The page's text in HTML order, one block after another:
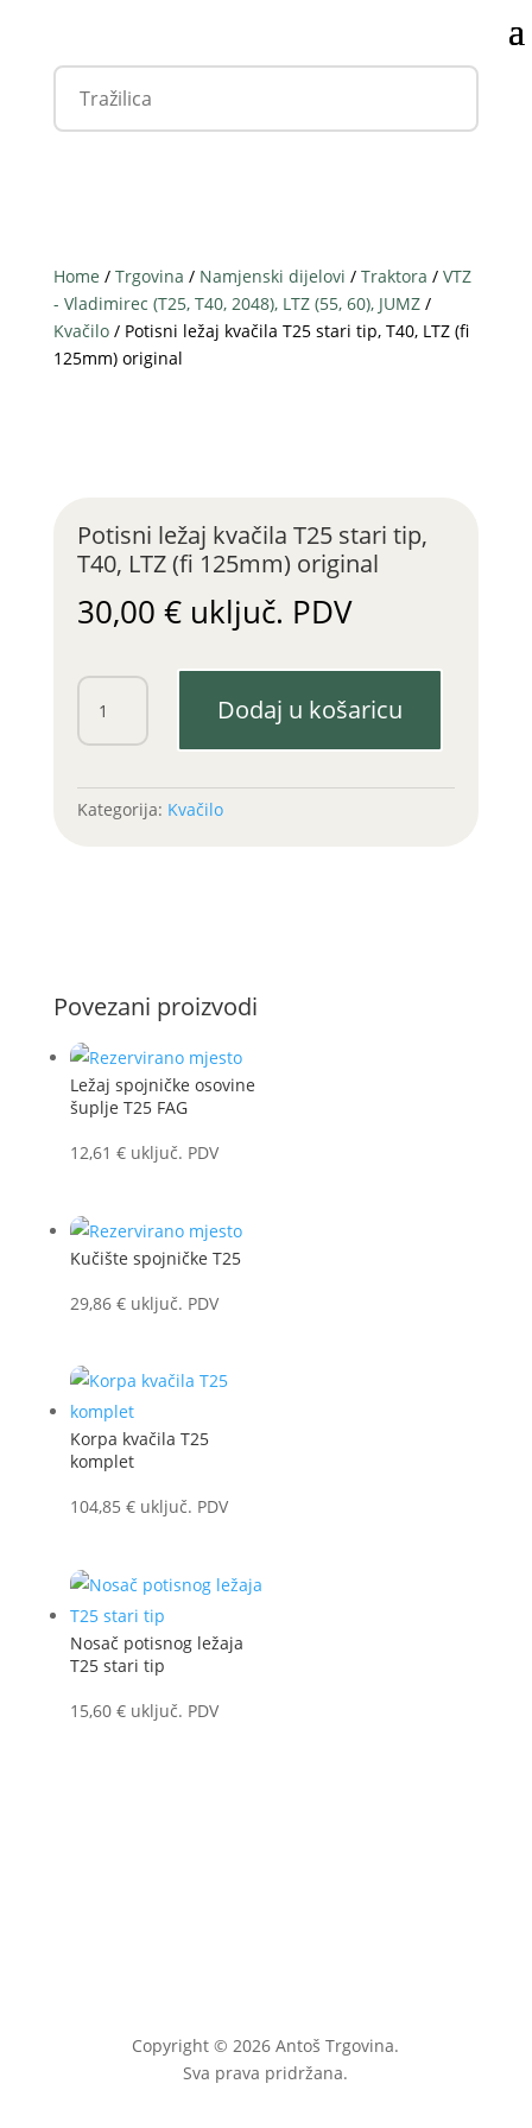
Home / Trgovina / Namjenski dijelovi / Traktora / VTZ
- Vladimirec (T25, T40, 2048), LTZ (55, 60), JUMZ/
Kvačilo/ Potisni ležaj kvačila T25 stari tip, T40, LTZ (fi
125mm) original
Potisni ležaj kvačila T25 stari tip,
T40, LTZ (fi 125mm) original
30,00 € uključ. PDV
Potisni
ležaj
kvačila
Dodaj u košaricu
Kategorija: Kvačilo
Povezani proizvodi
Ležaj spojničke osovine
šuplje T25 FAG
12,61 € uključ. PDV
Kučište spojničke T25
29,86 € uključ. PDV
Korpa kvačila T25
komplet
104,85 € uključ. PDV
Nosač potisnog ležaja
T25 stari tip
15,60 € uključ. PDV
Copyright © 2026 Antoš Trgovina.
Sva prava pridržana.